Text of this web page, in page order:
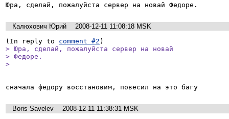
Юра, сделай, пожалуйста сервер на новай Федоре.
Калюхович Юрий
2008-12-11 11:08:18 MSK
(In reply to comment #2
> Юра, сделай, пожалуйста сервер на новай
> Федоре.
>
сначала федору восстановим, повесил на это багу
Boris Savelev
2008-12-11 11:38:31 MSK